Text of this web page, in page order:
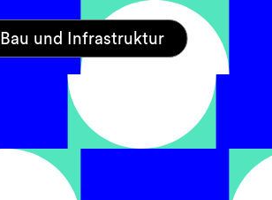
Startseite
Expertise
Sektoren
Bau und Infrastruktur